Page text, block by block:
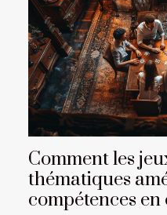
Comment les
thématiques
compétences